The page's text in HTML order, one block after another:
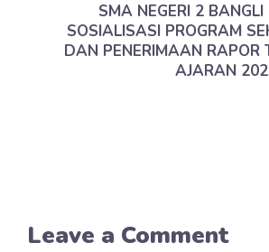
SMA NEGERI 2 BANGLI
SOSIALISASI PROGRAM
DAN PENERIMAAN RAPOR
AJARAN
Leave a Comment